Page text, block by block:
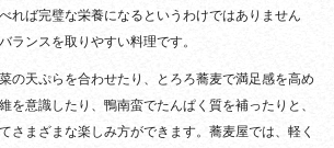
れば完璧な栄養になるというわけではありません
ランスを取りやすい料理です。
の天ぷらを合わせたり、とろろ蕎麦で満足感を高め
を意識したり、鴨南蛮でたんぱく質を補ったりと、
さまざまな楽しみ方ができます。蕎麦屋では、軽く